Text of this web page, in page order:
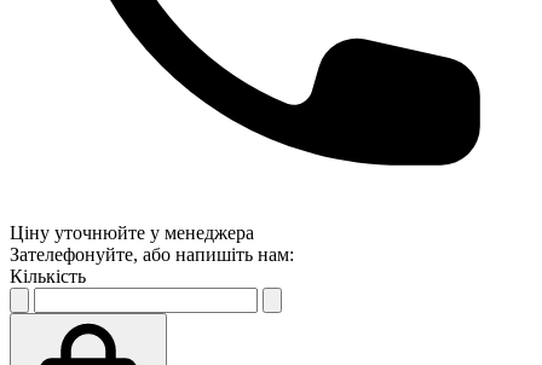
Ціну уточнюйте у менеджера
Зателефонуйте, або напишіть нам:
Кількість